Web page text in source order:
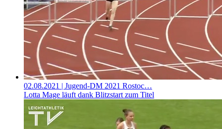
02.08.2021 | Jugend-DM 2021 Rostoc…
Lotta Mage läuft dank Blitzstart zum Titel